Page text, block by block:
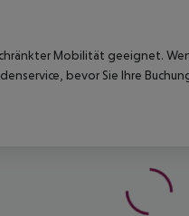
Mobilität geeignet.
bevor Sie Ihre